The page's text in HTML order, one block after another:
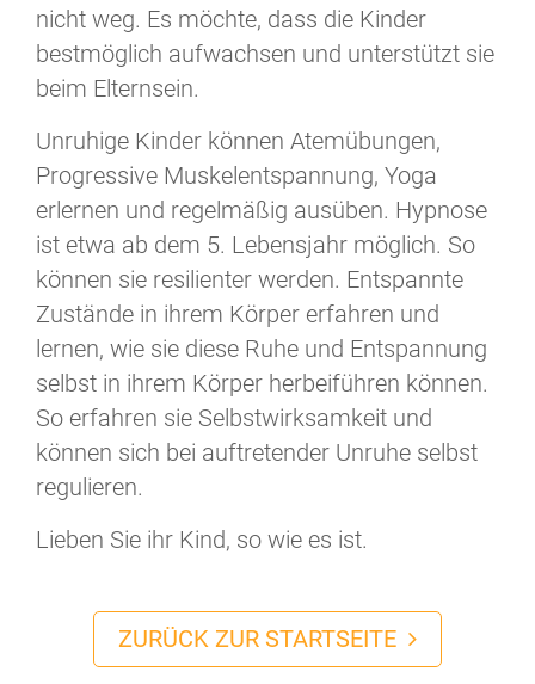
nicht weg. Es möchte, dass die Kinder
bestmöglich aufwachsen und unterstützt sie
beim Elternsein.
Unruhige Kinder können Atemübungen,
Progressive Muskelentspannung, Yoga
erlernen und regelmäßig ausüben. Hypnose
ist etwa ab dem 5. Lebensjahr möglich. So
können sie resilienter werden. Entspannte
Zustände in ihrem Körper erfahren und
lernen, wie sie diese Ruhe und Entspannung
selbst in ihrem Körper herbeiführen können.
So erfahren sie Selbstwirksamkeit und
können sich bei auftretender Unruhe selbst
regulieren.
Lieben Sie ihr Kind, so wie es ist.
ZURÜCK ZUR STARTSEITE